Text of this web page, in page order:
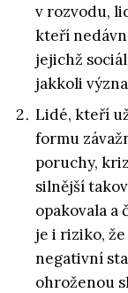
v rozvodu,
kteří
jejichž
jakkoli
Lidé, kteří
formu
poruchy,
silnější
opakovala a
je i riziko,
negativní
ohroženou